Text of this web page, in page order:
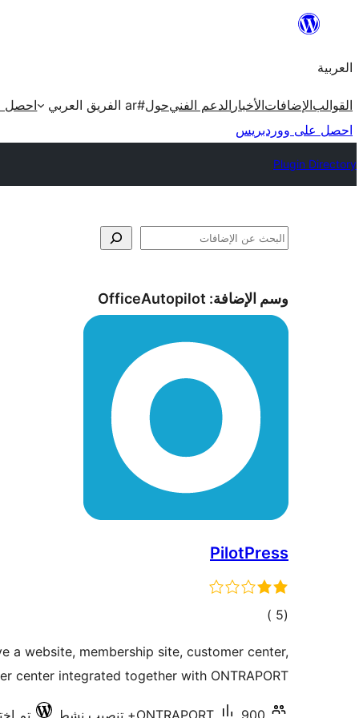
المحتوى
العربية
القوالبالإضافاتالأخبار الدعم الفنيحول#ar الفريق العربي
احصل
احصل على ووردبريس
Plugin Directory
البحث
وسم الإضافة: OfficeAutopilot
PilotPress
(5
إجمالي)
a website, membership site, customer center,
center integrated together with ONTRAPORT.
ONTRAPORT 900+ تنصيب نشط تم